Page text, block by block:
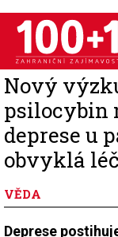
Přejít
hlavnímu
obsahu
Nový
psilocybin
deprese u
obvyklá
VĚDA
Deprese